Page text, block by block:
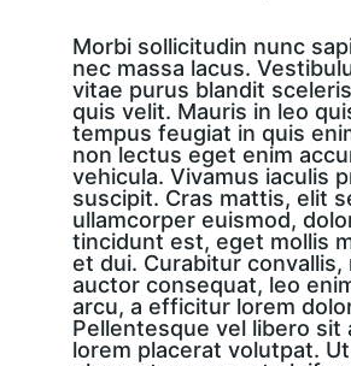
Morbi sollicitudin nunc
nec massa lacus.
vitae purus blandit
quis velit. Mauris in leo
tempus feugiat in quis
non lectus eget enim
vehicula. Vivamus iaculis
suscipit. Cras mattis, elit
ullamcorper euismod,
tincidunt est, eget mollis
et dui. Curabitur convallis,
auctor consequat, leo
arcu, a efficitur lorem
Pellentesque vel libero sit
lorem placerat volutpat.